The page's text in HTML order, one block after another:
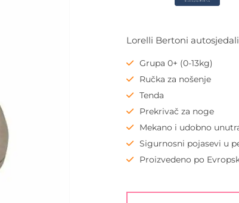
Lorelli Bertoni
Grupa 0+ (0-13kg)
Ručka za nošenje
Tenda
Prekrivač za noge
Mekano i udobno
Sigurnosni pojasevi u
Proizvedeno po